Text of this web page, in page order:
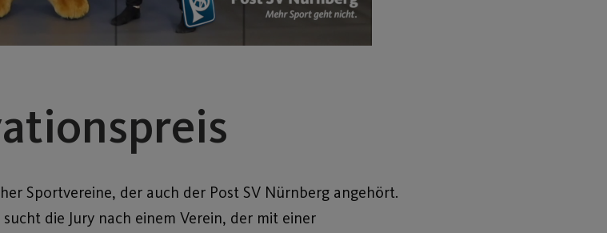
Sportvereine, der auch der Post SV Nürnberg angehört.
die Jury nach einem Verein, der mit einer